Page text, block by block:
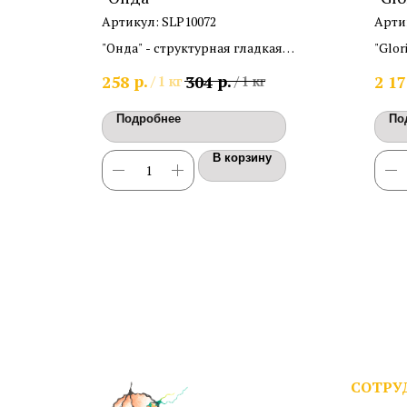
Артикул: SLP10072
"Онда" - структурная гладкая
258 р. / 1 кг304 р./1 кг
Подробнее
В корзину
2